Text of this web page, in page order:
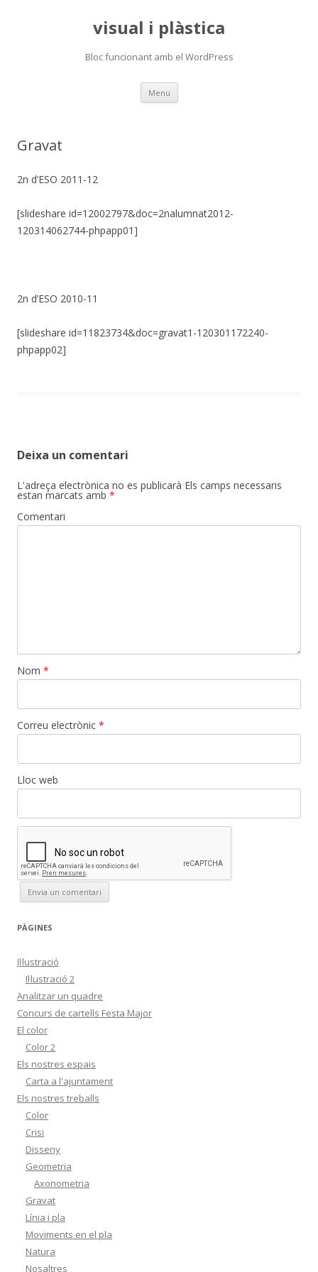
visual i plàstica
Bloc funcionant amb el WordPress
Menu Skip
content
Gravat
2n d’ESO 2011-12
[slideshare id=12002797&doc=2nalumnat2012-
120314062744-phpapp01]
2n d’ESO 2010-11
[slideshare id=11823734&doc=gravat1-120301172240-
phpapp02]
Deixa un comentari
L'adreça electrònica no es publicarà Els camps necessaris
estan marcats amb *
Comentari
Nom *
Correu electrònic *
Lloc web
PÀGINES
Il·lustració
Il·lustració 2
Analitzar un quadre
Concurs de cartells Festa Major
El color
Color 2
Els nostres espais
Carta a l'ajuntament
Els nostres treballs
Color
Crisi
Disseny
Geometria
Axonometria
Gravat
Línia i pla
Moviments en el pla
Natura
Nosaltres